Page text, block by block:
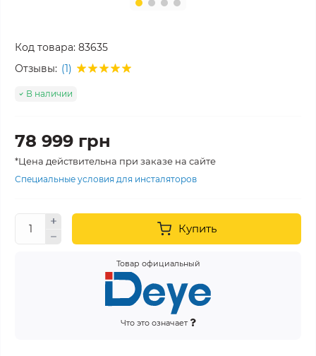
Код товара: 83635
Отзывы: (1)
В наличии
78 999 грн
*Цена действительна при заказе на сайте
Специальные условия для инсталяторов
Купить
Товар официальный
Что это означает